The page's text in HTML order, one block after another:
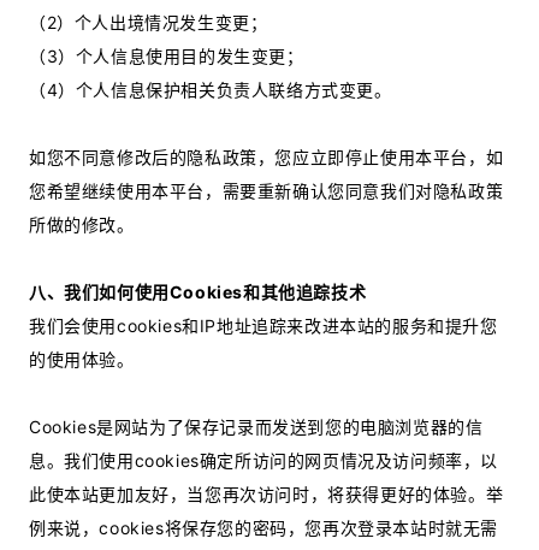
（2）个人出境情况发生变更；
（3）个人信息使用目的发生变更；
（4）个人信息保护相关负责人联络方式变更。
如您不同意修改后的隐私政策，您应立即停止使用本平台，如
您希望继续使用本平台，需要重新确认您同意我们对隐私政策
所做的修改。
八、我们如何使用Cookies和其他追踪技术
我们会使用cookies和IP地址追踪来改进本站的服务和提升您
的使用体验。
Cookies是网站为了保存记录而发送到您的电脑浏览器的信
息。我们使用cookies确定所访问的网页情况及访问频率，以
此使本站更加友好，当您再次访问时，将获得更好的体验。举
例来说，cookies将保存您的密码，您再次登录本站时就无需